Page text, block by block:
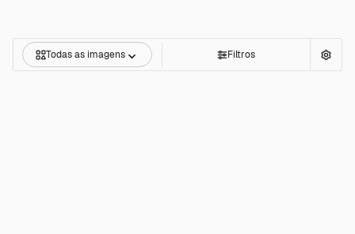
Todas as imagens Filtros